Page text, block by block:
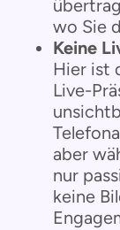
wo Sie
Keine
Hier ist
Live-
aber
nur
keine